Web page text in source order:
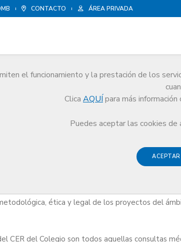
CONTACTO ÁREA PRIVADA
el funcionamiento y la prestación de los
Clica AQUÍ para más
Puedes aceptar las cookies
ACEPTAR
Comité de Ética de investigación
ética y legal de los proyectos del
CER del Colegio son todos aquellas consultas